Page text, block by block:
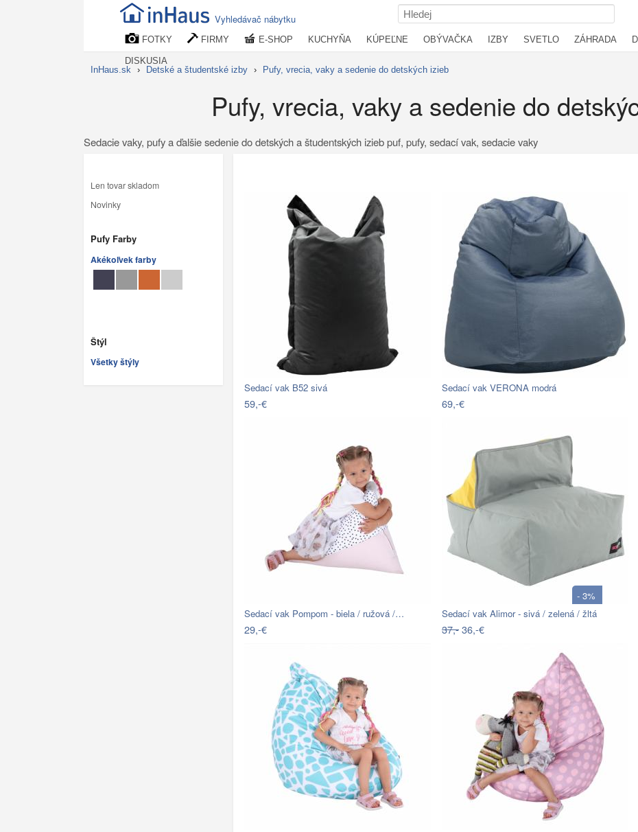
Vyhledávač nábytku
FOTKY FIRMY E-SHOP KUCHYŇA KÚPEĽNE OBÝVAČKA IZBY SVETLO ZÁHRADA
DISKUSIA
InHaus.sk › Detské a študentské izby › Pufy, vrecia, vaky a sedenie do detských izieb
Pufy, vrecia, vaky a sedenie do
Sedacie vaky, pufy a ďalšie sedenie do detských a študentských izieb puf, pufy, sedací vak, sedacie vaky
Len tovar skladom
Novinky
Pufy Farby
Akékoľvek farby
Štýl
Všetky štýly
Sedací vak B52 sivá
59,-€
Sedací vak VERONA modrá
69,-€
Sedací vak Pompom - biela / ružová /…
29,-€
- 3%
Sedací vak Alimor - sivá / zelená / žltá
37,-36,-€